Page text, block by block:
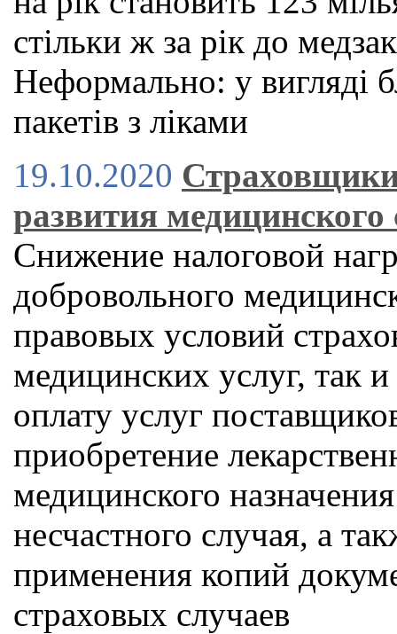
стільки ж за рік до
Неформально: у вигляді
пакетів з ліками
19.10.2020
развития медицинского
Снижение налоговой
добровольного
правовых условий
медицинских услуг, так
оплату услуг
приобретение
медицинского
несчастного случая, а
применения копий
страховых случаев